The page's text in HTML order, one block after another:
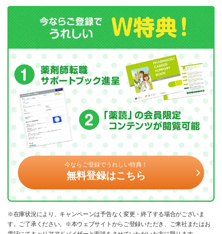
今ならご登録でうれしい特典！
無料登録はこちら
※在庫状況により、キャンペーンは予告なく変更・終了する場合がございま
す。ご了承ください。※本ウェブサイトからご登録いただき、ご来社またはお